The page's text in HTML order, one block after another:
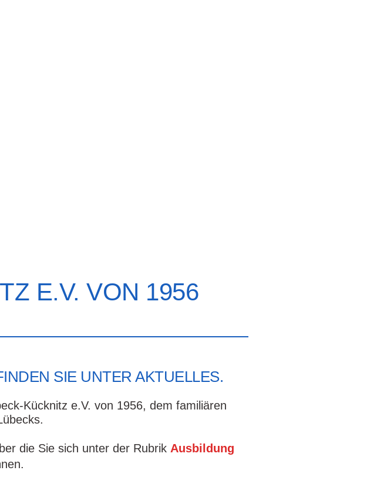
E.V. VON 1956
SIE UNTER AKTUELLES.
Kücknitz e.V. von 1956, dem familiären
die Sie sich unter der Rubrik Ausbildung